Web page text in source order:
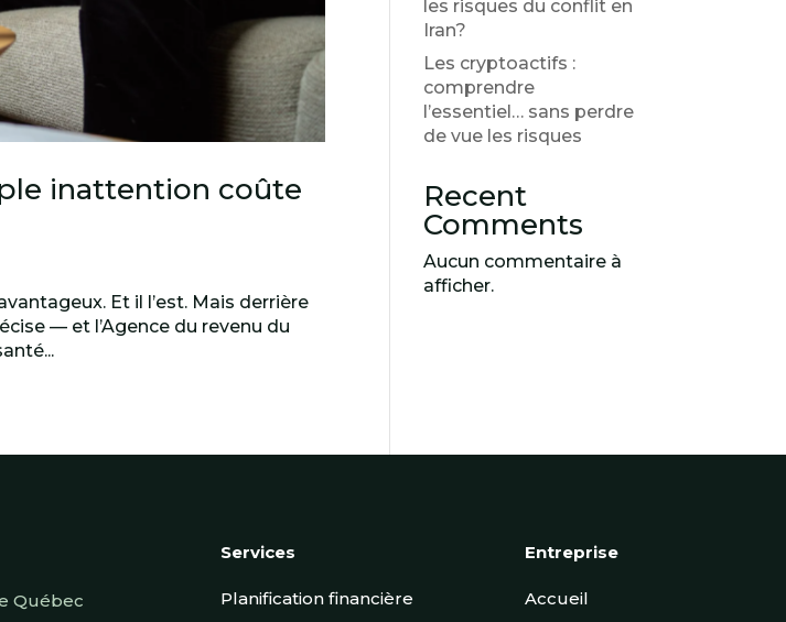
inattention coûte
Et il l’est. Mais derrière
— et l’Agence du revenu du
les risques du conflit en
Iran?
Les cryptoactifs :
comprendre
l’essentiel… sans perdre
de vue les risques
Recent
Comments
Aucun commentaire à
afficher.
Québec
Services
Planification financière
Entreprise
Accueil